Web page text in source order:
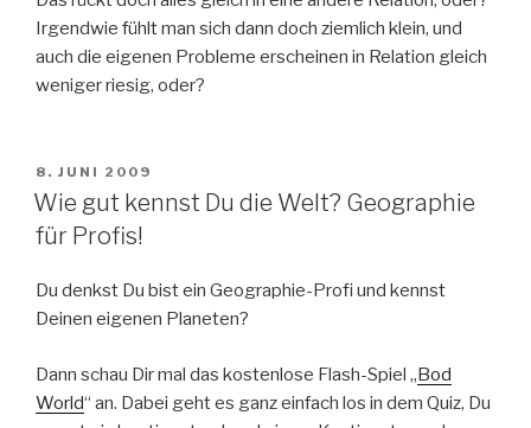
Irgendwie fühlt man sich dann doch ziemlich klein, und
auch die eigenen Probleme erscheinen in Relation gleich
weniger riesig, oder?
VERÖFFENTLICHT
AM
8. JUNI 2009
Wie gut kennst Du die Welt? Geographie
für Profis!
Du denkst Du bist ein Geographie-Profi und kennst
Deinen eigenen Planeten?
Dann schau Dir mal das kostenlose Flash-Spiel „Bod
World“ an. Dabei geht es ganz einfach los in dem Quiz, Du